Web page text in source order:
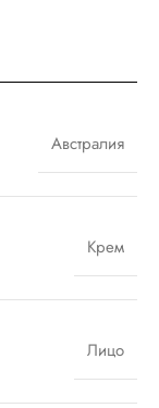
Австралия
Крем
Лицо